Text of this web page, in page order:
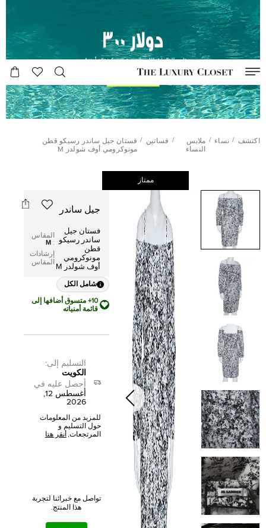
اكتشف / نساء / ملابس
النساء
/ فساتين / فستان جيل ساندر رسيكو قطن
مونوكرومي أوف شولدر M
ممتاز
جيل ساندر
فستان جيل
ساندر رسيكو
قطن
مونوكرومي
أوف شولدر M
المقاس
:
M
إرشادات
المقاس
شامل الكل
10+ متسوق أضافها إلى
قائمة أمنياته
التسليم إلى:
الكويت
أحصل عليه في
أغسطس 12,
2026
للمزيد من المعلومات
حول التسليم و
المرتجعات, أنقر هنا
تواصل مع خبرائنا لتجربة
هذا المنتج.